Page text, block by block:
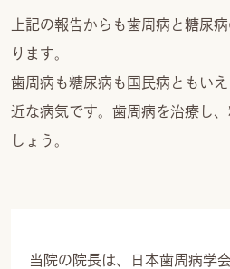
上記の報告からも歯周病と糖尿
ります。
歯周病も糖尿病も国民病ともい
近な病気です。歯周病を治療し
しょう。
当院の院長は、日本歯周病学